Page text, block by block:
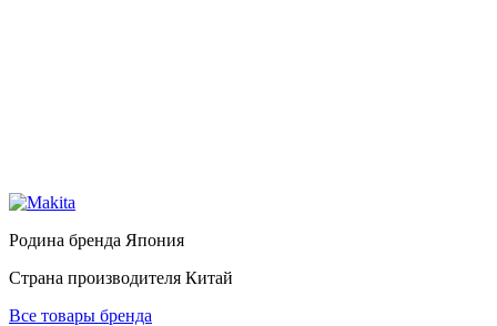
Родина бренда Япония
Страна производителя Китай
Все товары бренда